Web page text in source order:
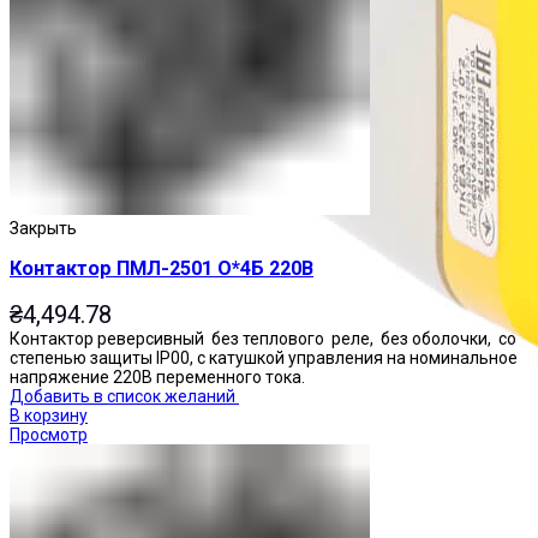
Закрыть
Контактор ПМЛ-2501 О*4Б 220В
₴4,494.78
Контактор реверсивный без теплового реле, без оболочки, со
степенью защиты IP00, с катушкой управления на номинальное
напряжение 220В переменного тока.
Добавить в список желаний
В корзину
Просмотр